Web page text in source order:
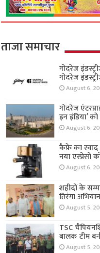
ताजा समाचार
गोदरेज
गोदरेज
August 6,
गोदरेज
इन इंडिया’
August 6,
कैफ़े का स्वाद
नया एस्प्रेसो
August 6,
शहीदों के
तिरंगा अभियान
August 5,
TSC
बालक टीम
August 5,